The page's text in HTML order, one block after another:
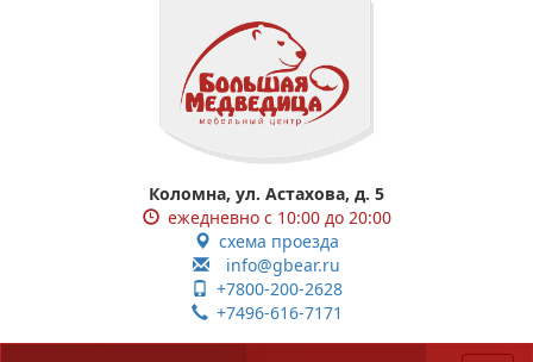
Коломна, ул. Астахова, д. 5
ежедневно с 10:00 до 20:00
схема проезда
info@gbear.ru
+7800-200-2628
+7496-616-7171